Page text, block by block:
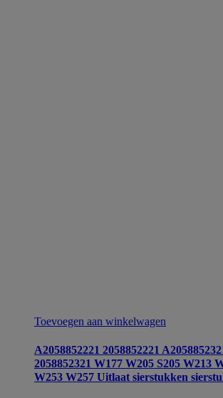
Toevoegen aan winkelwagen
A2058852221 2058852221
2058852321 W177 W205 S205 W213
W253 W257 Uitlaat sierstukken